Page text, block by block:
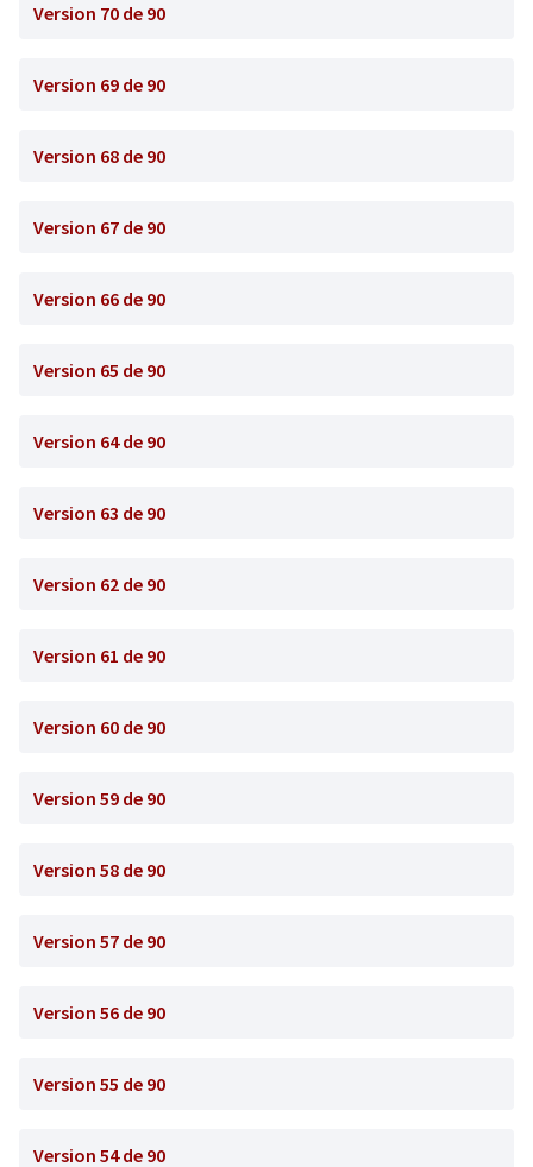
Version 70 de 90
Version 69 de 90
Version 68 de 90
Version 67 de 90
Version 66 de 90
Version 65 de 90
Version 64 de 90
Version 63 de 90
Version 62 de 90
Version 61 de 90
Version 60 de 90
Version 59 de 90
Version 58 de 90
Version 57 de 90
Version 56 de 90
Version 55 de 90
Version 54 de 90